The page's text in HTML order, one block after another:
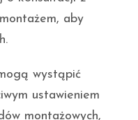
aby
wystąpić
ustawieniem
montażowych,